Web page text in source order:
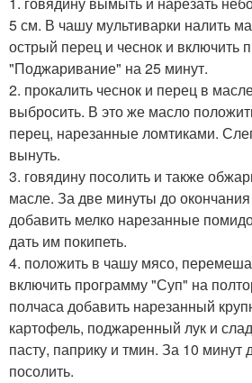
5 см. В чашу мультиварки налить
острый перец и чеснок и включить
"Поджаривание" на 25 минут.
2. прокалить чеснок и перец в
выбросить. В это же масло
перец, нарезанные ломтиками.
вынуть.
3. говядину посолить и также
масле. За две минуты до
добавить мелко нарезанные
дать им покипеть.
4. положить в чашу мясо,
включить программу "Суп" на
полчаса добавить нарезанный
картофель, поджаренный лук и
пасту, паприку и тмин. За 10 минут
посолить.